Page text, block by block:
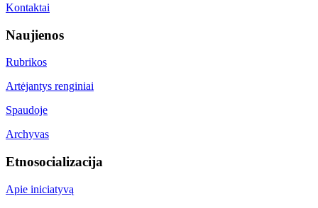
Kontaktai
Naujienos
Rubrikos
Artėjantys renginiai
Spaudoje
Archyvas
Etnosocializacija
Apie iniciatyvą